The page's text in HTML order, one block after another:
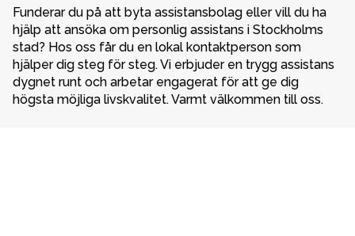
Funderar du på att byta assistansbolag eller vill du ha
hjälp att ansöka om personlig assistans i Stockholms
stad? Hos oss får du en lokal kontaktperson som
hjälper dig steg för steg. Vi erbjuder en trygg assistans
dygnet runt och arbetar engagerat för att ge dig
högsta möjliga livskvalitet. Varmt välkommen till oss.